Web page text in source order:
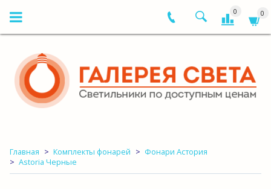
0 0
Главная Комплекты фонарей
Фонари Астория
Astoria Черные